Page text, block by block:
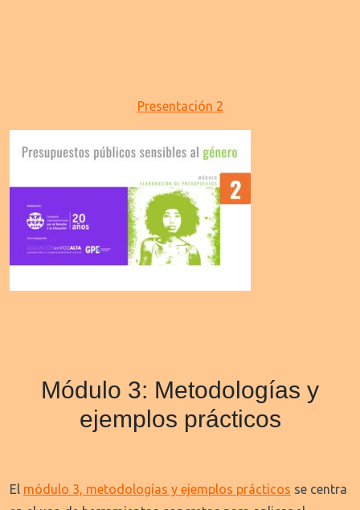
Presentación 2
Módulo 3: Metodologías y
ejemplos prácticos
El módulo 3, metodologías y ejemplos prácticos se centra